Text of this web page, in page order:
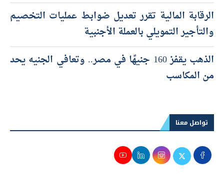
الرقابة المالية تقرر تعديل ضوابط عمليات التخصيم
والتأجير التمويلي بالعملة الأجنبية
الذهب يقفز 160 جنيهًا في مصر.. وتعافي الجنيه يحد
من المكاسب
تواصل معنا